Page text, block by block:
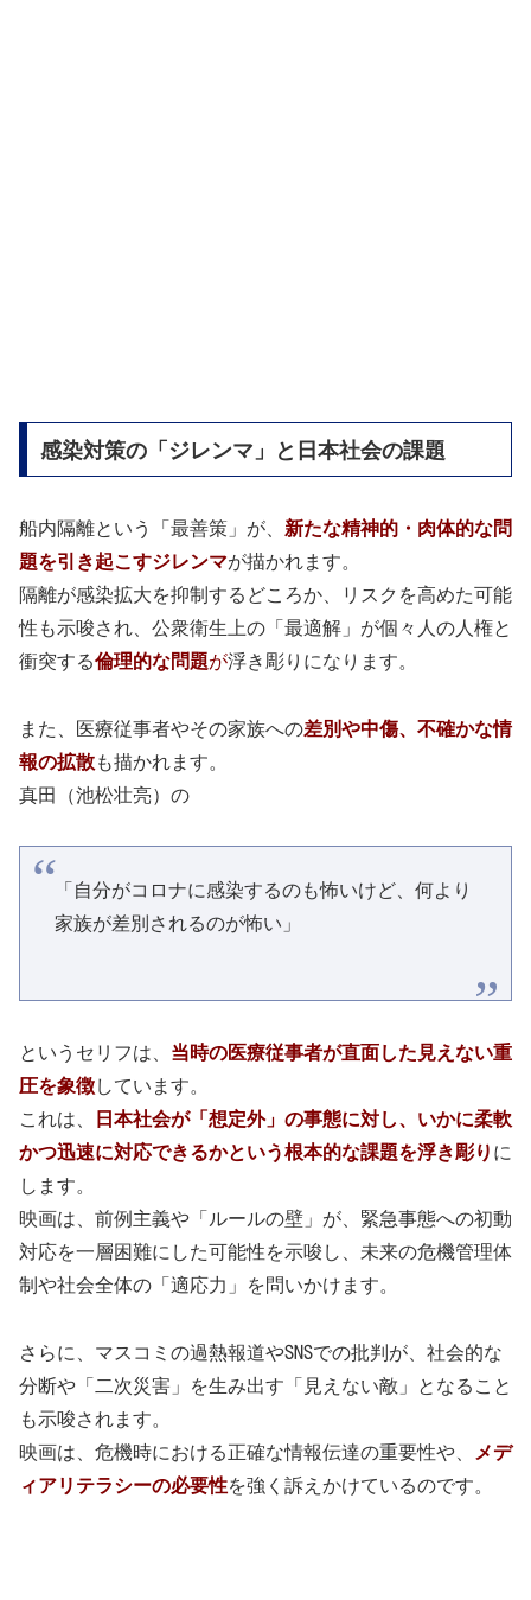
感染対策の「ジレンマ」と日本社会の課題
船内隔離という「最善策」が、 新たな精神的・肉体的な問
題を引き起こすジレンマが描かれます。
隔離が感染拡大を抑制するどころか、リスクを高めた可能
性も示唆され、公衆衛生上の「最適解」が個々人の人権と
衝突する倫理的な問題が浮き彫りになります。
また、医療従事者やその家族への差別や中傷、不確かな情
報の拡散も描かれます。
真田（池松壮亮）の
「自分がコロナに感染するのも怖いけど、何より
家族が差別されるのが怖い」
というセリフは、 当時の医療従事者が直面した見えない重
圧を象徴しています。
これは、
日本社会が「想定外」の事態に対し、いかに柔軟
かつ迅速に対応できるかという根本的な課題を浮き彫り に
します。
映画は、前例主義や「ルールの壁」が、緊急事態への初動
対応を一層困難にした可能性を示唆し、未来の危機管理体
制や社会全体の「適応力」を問いかけます。
さらに、マスコミの過熱報道やSNSでの批判が、社会的な
分断や「二次災害」を生み出す「見えない敵」となること
も示唆されます。
映画は、危機時における正確な情報伝達の重要性や、
メデ
ィアリテラシーの必要性を強く訴えかけているのです。